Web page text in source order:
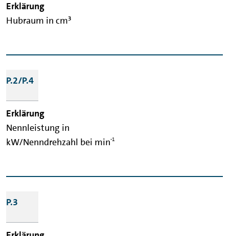
Hubraum in cm³
P.2/P.4
Nennleistung in
kW/Nenndrehzahl bei min-1
P.3